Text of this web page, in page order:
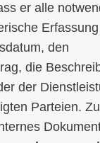
er alle
den
die
der
Parteien.